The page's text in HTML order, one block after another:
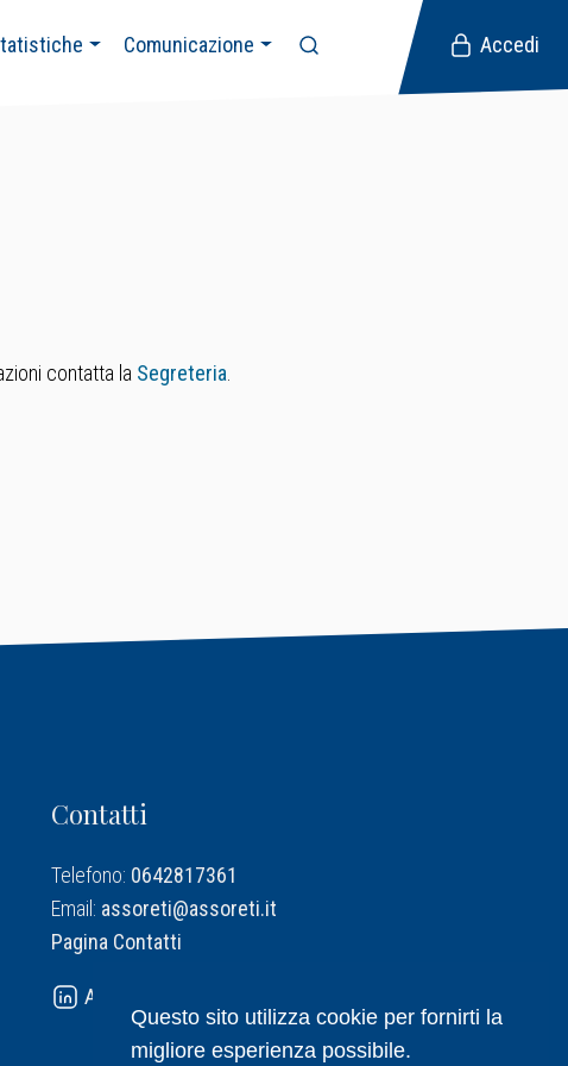
Questo sito utilizza cookie per fornirti la
migliore esperienza possibile.
Accedi
Comunicazione
contatta la Segreteria
Contatti
Telefono: 0642817361
Email: assoreti@assoreti.it
Pagina Contatti
Assoreti su Linkedin